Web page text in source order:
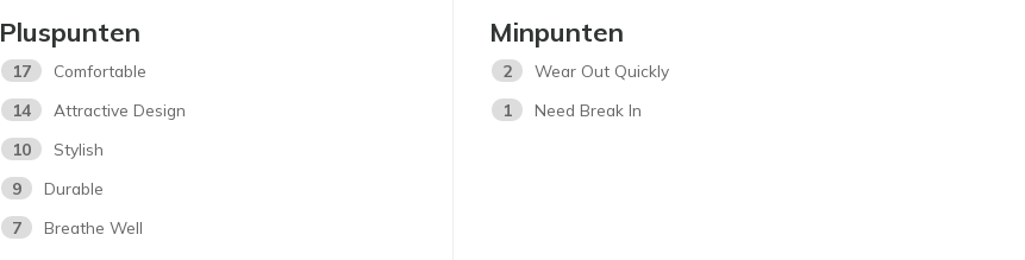
Pluspunten
17
Comfortable
14
Attractive Design
10
Stylish
9
Durable
7
Breathe Well
Minpunten
2
Wear Out Quickly
1
Need Break In